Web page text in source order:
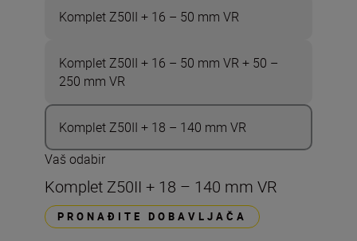
Komplet Z50II + 16 – 50 mm VR
Komplet Z50II + 16 – 50 mm VR + 50 –
250 mm VR
Komplet Z50II + 18 – 140 mm VR
Vaš odabir
Komplet Z50II + 18 – 140 mm VR
PRONAĐITE DOBAVLJAČA